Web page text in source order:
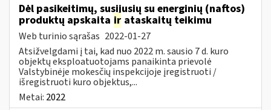
Dėl pasikeitimų, susijusių su energinių (naftos)
produktų apskaita ir ataskaitų teikimu
Web turinio sąrašas 2022-01-27
Atsižvelgdami į tai, kad nuo 2022 m. sausio 7 d. kuro
objektų eksploatuotojams panaikinta prievolė
Valstybinėje mokesčių inspekcijoje įregistruoti /
išregistruoti kuro objektus,...
Metai: 2022